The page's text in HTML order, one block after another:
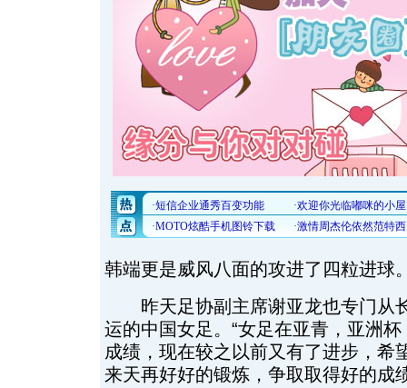
韩端更是威风八面的攻进了四粒进球
昨天足协副主席谢亚龙也专门从
运的中国女足。“女足在亚青，亚洲
成绩，现在较之以前又有了进步，希
来天再好好的锻炼，争取取得好的成